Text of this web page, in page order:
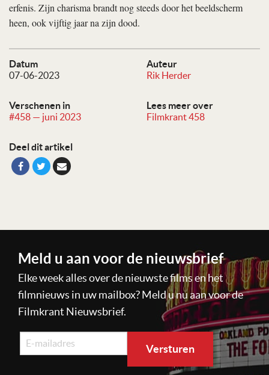
Datum
07-06-2023
Auteur
Rik Herder
Verschenen in
#458 — juni 2023
Lees meer over
Filmkrant 458
Deel dit artikel
erfenis. Zijn charisma brandt nog steeds door het beeldscherm
heen, ook vijftig jaar na zijn dood.
Meld u aan voor de nieuwsbrief
Elke week alles over de nieuwste films en het
filmnieuws in uw mailbox? Meld u nu aan voor de
Filmkrant Nieuwsbrief.